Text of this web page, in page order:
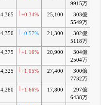
9915万
4,365 +0.34% 25,100
303億
5549万
4,350 -0.57% 21,300
302億
5118万
4,375 +1.16% 20,900
304億
2504万
4,325 +1.05% 27,400
300億
7732万
4,280 +1.66% 17,800
297億
6438万